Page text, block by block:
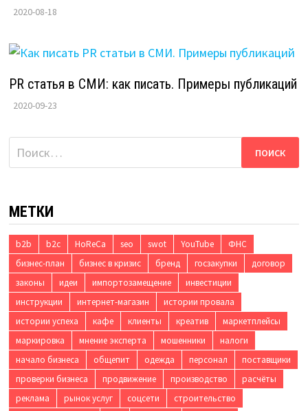
2020-08-18
PR статья в СМИ: как писать. Примеры публикаций
2020-09-23
Найти:
МЕТКИ
b2b b2c HoReCa seo swot YouTube
ФНС
бизнес-план
бизнес в кризис бренд госзакупки
договор
законы
идеи импортозамещение
инвестиции
инструкции
интернет-магазин
истории провала
истории успеха
кафе клиенты креатив
маркетплейсы
маркировка
мнение эксперта мошенники
налоги
начало бизнеса
общепит одежда персонал
поставщики
проверки бизнеса
продвижение производство
расчёты
реклама
рынок услуг соцсети
строительство